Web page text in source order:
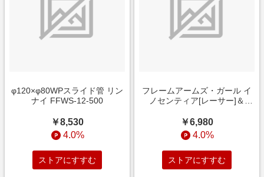
φ120×φ80WPスライド管 リン
ナイ FFWS-12-500
￥8,530
4.0%
ストアにすすむ
フレームアームズ・ガール イ
ノセンティア[レーサー]＆
Ver．]
￥6,980
4.0%
ストアにすすむ